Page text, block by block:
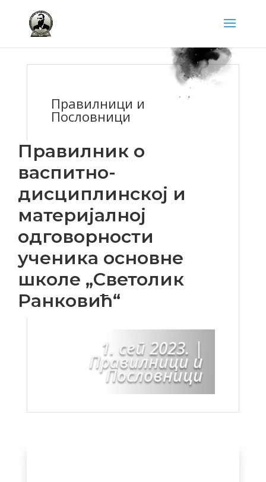
Правилници и
Пословници
Правилник о
васпитно-
дисциплинској и
материјалној
одговорности
ученика основне
школе „Светолик
Ранковић“
1. сеп 2023. |
Правилници и
Пословници